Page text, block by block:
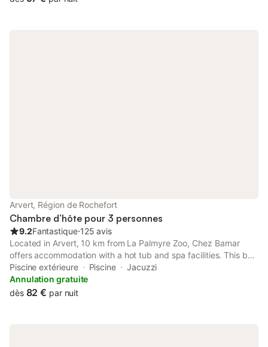
Arvert, Région de Rochefort
Chambre d’hôte pour 3 personnes
9.2Fantastique⋅125 avis
Located in Arvert, 10 km from La Palmyre Zoo, Chez Barnar
offers accommodation with a hot tub and spa facilities. This bed
and breakfast features a private pool, a garden and free private
parking.
Piscine extérieure Piscine
Jacuzzi
Annulation gratuite
dès 82 € par nuit